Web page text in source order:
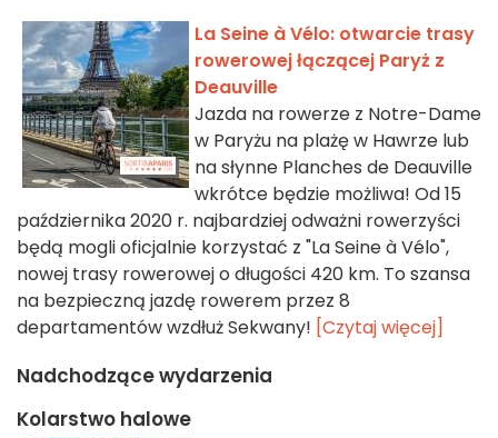
La Seine à Vélo: otwarcie trasy
rowerowej łączącej Paryż z
Deauville
Jazda na rowerze z Notre-Dame
w Paryżu na plażę w Hawrze lub
na słynne Planches de Deauville
wkrótce będzie możliwa! Od 15
października 2020 r. najbardziej odważni rowerzyści
będą mogli oficjalnie korzystać z "La Seine à Vélo",
nowej trasy rowerowej o długości 420 km. To szansa
na bezpieczną jazdę rowerem przez 8
departamentów wzdłuż Sekwany! [Czytaj więcej]
Nadchodzące wydarzenia
Kolarstwo halowe